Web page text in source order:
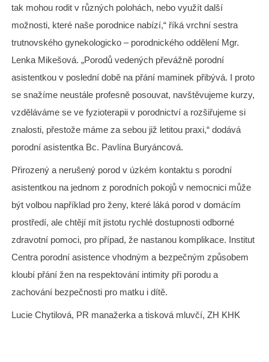
tak mohou rodit v různých polohách, nebo využít další
možnosti, které naše porodnice nabízí,“ říká vrchní sestra
trutnovského gynekologicko – porodnického oddělení Mgr.
Lenka Mikešová. „Porodů vedených převážně porodní
asistentkou v poslední době na přání maminek přibývá. I proto
se snažíme neustále profesně posouvat, navštěvujeme kurzy,
vzděláváme se ve fyzioterapii v porodnictví a rozšiřujeme si
znalosti, přestože máme za sebou již letitou praxi,“ dodává
porodní asistentka Bc. Pavlína Buryáncová.
Přirozený a nerušený porod v úzkém kontaktu s porodní
asistentkou na jednom z porodních pokojů v nemocnici může
být volbou například pro ženy, které láká porod v domácím
prostředí, ale chtějí mít jistotu rychlé dostupnosti odborné
zdravotní pomoci, pro případ, že nastanou komplikace. Institut
Centra porodní asistence vhodným a bezpečným způsobem
kloubí přání žen na respektování intimity při porodu a
zachování bezpečnosti pro matku i dítě.
Lucie Chytilová, PR manažerka a tisková mluvčí, ZH KHK